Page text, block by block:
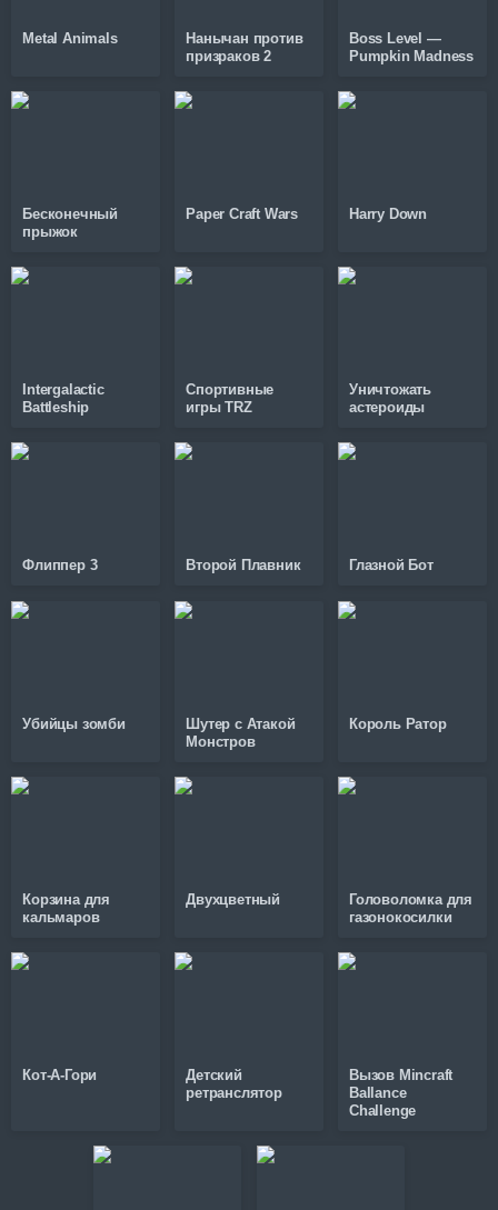
Metal Animals
Нанычан против
призраков 2
Boss Level —
Pumpkin Madness
Бесконечный
прыжок
Paper Craft Wars Harry Down
Intergalactic
Battleship
Спортивные
игры TRZ
Уничтожать
астероиды
Флиппер 3 Второй Плавник Глазной Бот
Убийцы зомби
Шутер с Атакой
Монстров
Король Ратор
Корзина для
кальмаров
Двухцветный
Головоломка для
газонокосилки
Кот-А-Гори
Детский
ретранслятор
Вызов Mincraft
Ballance
Challenge